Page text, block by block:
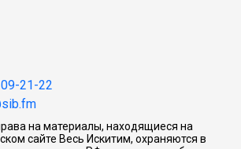
21-22
на материалы, находящиеся на
сайте Весь Искитим, охраняются в